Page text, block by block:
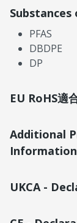
PFAS
DBDPE
DP
EU RoHS適
Additional
Information
UKCA -